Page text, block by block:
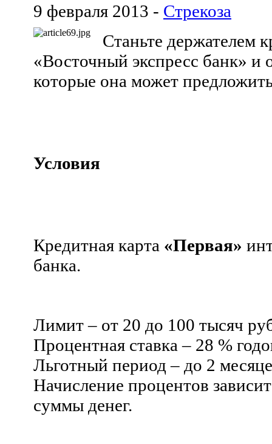
9 февраля 2013 - Стрекоза
Станьте держателем
«Восточный экспресс банк» и
которые она может
Условия
Кредитная карта «Первая»
банка.
Лимит – от 20 до 100 тысяч
Процентная ставка – 28 %
Льготный период – до 2
Начисление процентов
суммы денег.